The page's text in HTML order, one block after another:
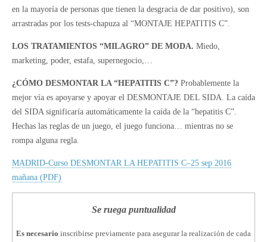
en la mayoría de personas que tienen la desgracia de dar positivo), son
arrastradas por los tests-chapuza al “MONTAJE HEPATITIS C”.
LOS TRATAMIENTOS “MILAGRO” DE MODA. Miedo,
marketing, poder, estafa, supernegocio,…
¿CÓMO DESMONTAR LA “HEPATITIS C”? Probablemente la
mejor vía es apoyarse y apoyar el DESMONTAJE DEL SIDA. La caída
del SIDA significaría automáticamente la caída de la “hepatitis C”.
Hechas las reglas de un juego, el juego funciona… mientras no se
rompa alguna regla.
MADRID-Curso DESMONTAR LA HEPATITIS C–25 sep 2016
mañana (PDF)
Se ruega puntualidad
Es necesario inscribirse previamente para asegurar la realización de cada